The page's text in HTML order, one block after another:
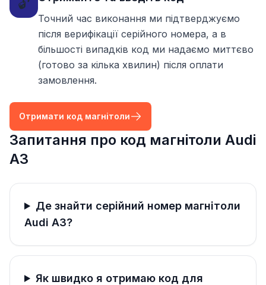
Точний час виконання ми підтверджуємо
після верифікації серійного номера, а в
більшості випадків код ми надаємо миттєво
(готово за кілька хвилин) після оплати
замовлення.
Отримати код магнітоли
Запитання про код магнітоли Audi
A3
Де знайти серійний номер магнітоли
Audi A3?
Як швидко я отримаю код для